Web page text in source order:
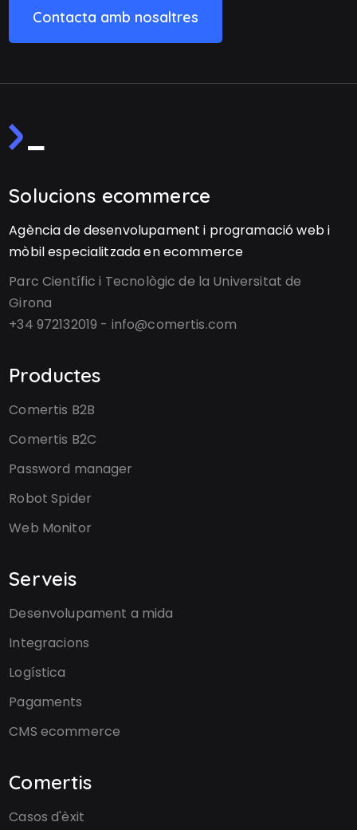
Contacta amb nosaltres
Solucions ecommerce
Agència de desenvolupament i programació web i
mòbil especialitzada en ecommerce
Parc Científic i Tecnològic de la Universitat de
Girona
+34 972132019 - info@comertis.com
Productes
Comertis B2B
Comertis B2C
Password manager
Robot Spider
Web Monitor
Serveis
Desenvolupament a mida
Integracions
Logística
Pagaments
CMS ecommerce
Comertis
Casos d'èxit